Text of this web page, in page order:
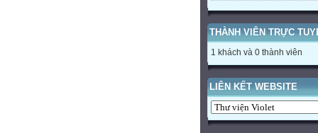
THÀNH VIÊN TRỰC
1 khách và 0 thành viên
LIÊN KẾT WEBSITE